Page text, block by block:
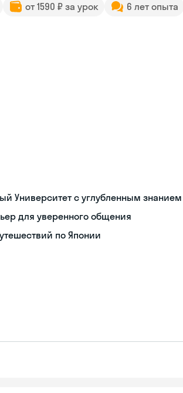
от 1590 ₽ за урок 6 лет опыта
Университет с углубленным
для уверенного общения
по Японии